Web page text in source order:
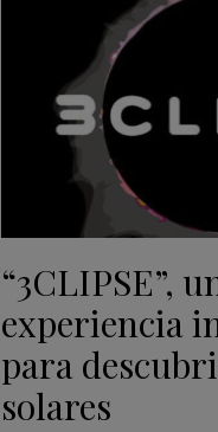
“3CLIPSE”,
experiencia
para
solares